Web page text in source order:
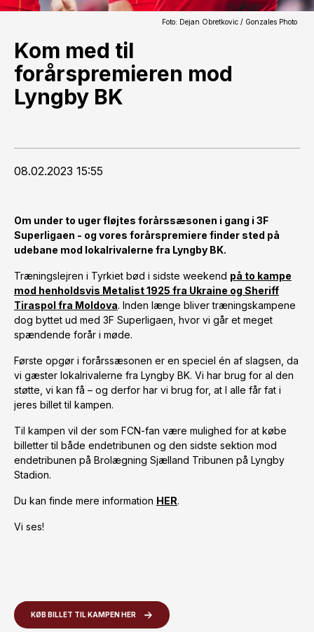
Foto: Dejan Obretkovic / Gonzales Photo
Kom med til
forårspremieren mod
Lyngby BK
08.02.2023 15:55
Om under to uger fløjtes forårssæsonen i gang i 3F
Superligaen - og vores forårspremiere finder sted på
udebane mod lokalrivalerne fra Lyngby BK.
Træningslejren i Tyrkiet bød i sidste weekend på to kampe
mod henholdsvis Metalist 1925 fra Ukraine og Sheriff
Tiraspol fra Moldova. Inden længe bliver træningskampene
dog byttet ud med 3F Superligaen, hvor vi går et meget
spændende forår i møde.
Første opgør i forårssæsonen er en speciel én af slagsen, da
vi gæster lokalrivalerne fra Lyngby BK. Vi har brug for al den
støtte, vi kan få – og derfor har vi brug for, at I alle får fat i
jeres billet til kampen.
Til kampen vil der som FCN-fan være mulighed for at købe
billetter til både endetribunen og den sidste sektion mod
endetribunen på Brolægning Sjælland Tribunen på Lyngby
Stadion.
Du kan finde mere information HER.
Vi ses!
KØB BILLET TIL KAMPEN HER